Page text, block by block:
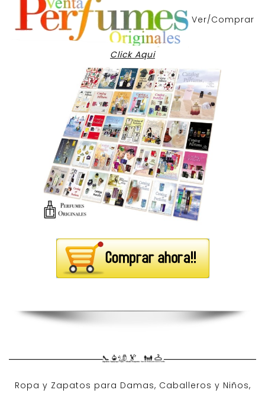
Ver/Comprar
Click Aqui
Ropa y Zapatos para Damas, Caballeros y Niños,